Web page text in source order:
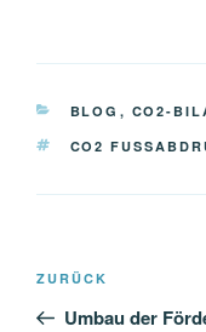
KATEGORIEN
BLOG , CO2-
CO2
Vorheriger
Beitrag
ZURÜCK
Umbau der